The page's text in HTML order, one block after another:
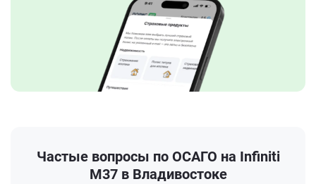
Частые вопросы по ОСАГО на Infiniti
M37 в Владивостоке